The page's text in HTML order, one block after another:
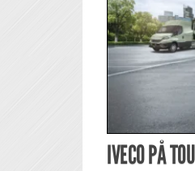
IVECO PÅ